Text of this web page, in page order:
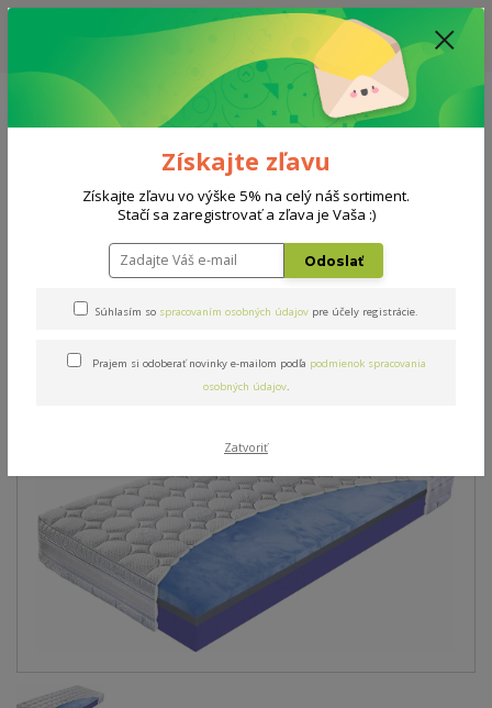
ZĽAVA: VŠETKY VYSTAVENÉ POSTELE ZA 400€ - CENA MATRACU A ROŠTU
PODĽA VÝBERU / DODACIA LEHOTA JE AKTUÁLNE 10-15 PRACOVNÝCH
Menu
0908 777 700 Po-So: 10-18 hod.
0
Matrace Oxygen motion 140x200cm
Oxygen motion 140x200cm
Novinka Doprava ZADARMO
Získajte zľavu
Získajte zľavu vo výške 5% na celý náš sortiment.
Stačí sa zaregistrovať a zľava je Vaša :)
Odoslať
Súhlasím so spracovaním osobných údajov pre účely registrácie.
Prajem si odoberať novinky e-mailom podľa podmienok spracovania
osobných údajov.
Zatvoriť